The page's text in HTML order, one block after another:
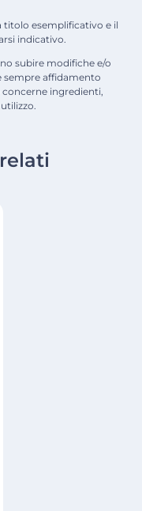
titolo esemplificativo e il
indicativo.
subire modifiche e/o
sempre affidamento
ingredienti,